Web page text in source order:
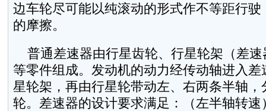
边车轮尽可能以纯滚动的形式作不等距行
的摩擦。
普通差速器由行星齿轮、行星轮架（差速
等零件组成。发动机的动力经传动轴进入
星轮架，再由行星轮带动左、右两条半轴
轮。差速器的设计要求满足：（左半轴转速